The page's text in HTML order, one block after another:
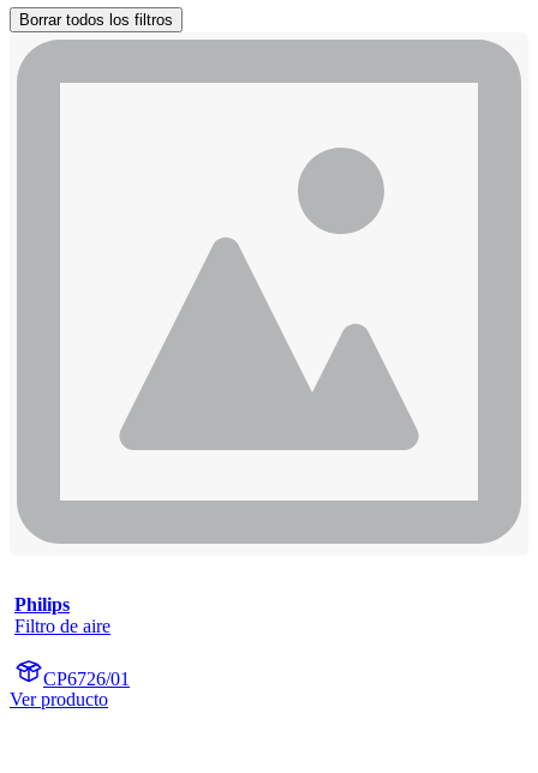
Borrar todos los filtros
Philips
Filtro de aire
CP6726/01
Ver producto